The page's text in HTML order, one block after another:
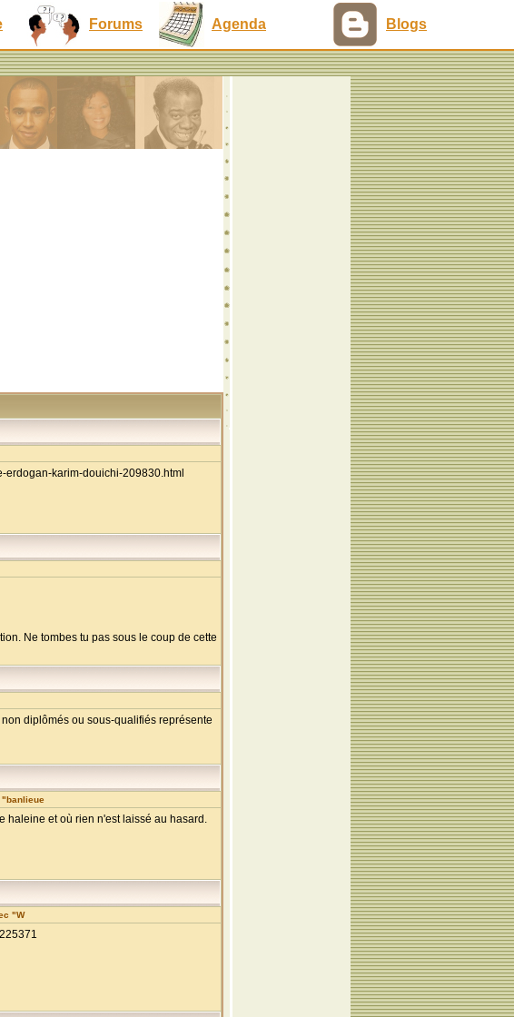
Forums Agenda Blogs
erdogan-karim-douichi-209830.html
Ne tombes tu pas sous le coup de cette
diplômés ou sous-qualifiés représente
"banlieue
haleine et où rien n'est laissé au hasard.
"W